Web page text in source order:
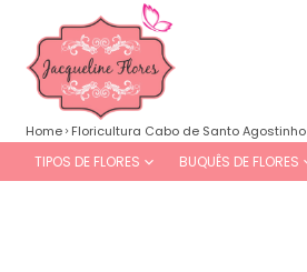
TIPOS DE FLORES BUQUÊS DE FLORES
Home Floricultura Cabo de Santo Agostinho